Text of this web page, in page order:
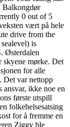
Balkongdør
0 out of 5
vært på hele
drive from the
is
Østerdalen
mørke. Det
for alle
Det var nettopp
ansvar, ikke noe en
første utspill
folkehelsesatsing
for å fremme en
Ziggy ble